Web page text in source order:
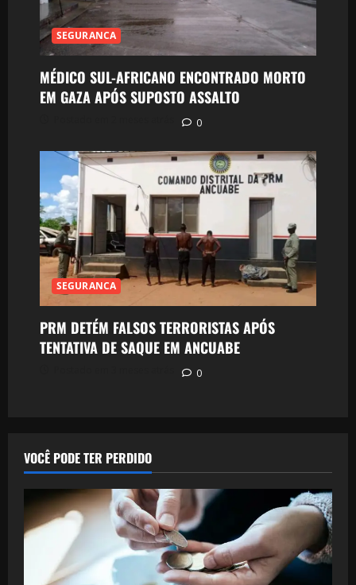
SEGURANCA
MÉDICO SUL-AFRICANO ENCONTRADO MORTO
EM GAZA APÓS SUPOSTO ASSALTO
0
SEGURANCA
PRM DETÉM FALSOS TERRORISTAS APÓS
TENTATIVA DE SAQUE EM ANCUABE
0
VOCÊ PODE TER PERDIDO